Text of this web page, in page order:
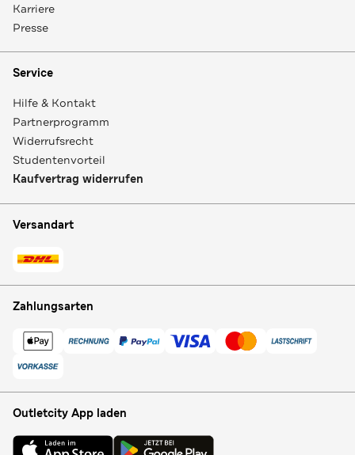
Karriere
Presse
Service
Hilfe & Kontakt
Partnerprogramm
Widerrufsrecht
Studentenvorteil
Kaufvertrag widerrufen
Versandart
Zahlungsarten
Outletcity App laden